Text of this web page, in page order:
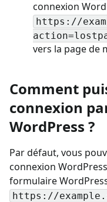
connexion
https://
vers la page de
Comment
connexion
WordPress ?
Par défaut, vous
connexion
formulaire
https://